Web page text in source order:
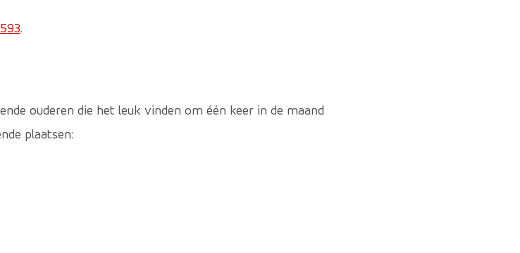
.
ouderen die het leuk vinden om één keer in de maand
plaatsen:
website)
een externe website)
externe website)
externe website)